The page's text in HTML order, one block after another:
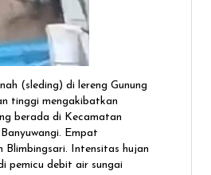
(sleding) di lereng Gunung
tinggi mengakibatkan
berada di Kecamatan
Empat
Blimbingsari. Intensitas hujan
pemicu debit air sungai